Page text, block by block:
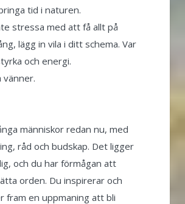
tid i naturen.
stressa med att få allt på
lägg in vila i ditt schema. Var
och energi.
vänner.
människor redan nu, med
råd och budskap. Det ligger
och du har förmågan att
orden. Du inspirerar och
fram en uppmaning att bli